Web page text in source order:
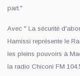
part."
Avec " La sécurité
Hamissi représente le
les pleins pouvoirs à
la radio Chiconi FM